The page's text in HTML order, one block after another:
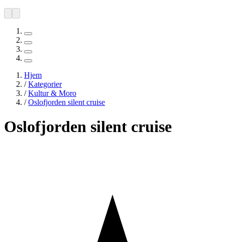
Hjem
/Kategorier
/Kultur & Moro
/Oslofjorden silent cruise
Oslofjorden silent cruise